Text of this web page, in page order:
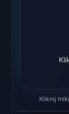
Kliknij